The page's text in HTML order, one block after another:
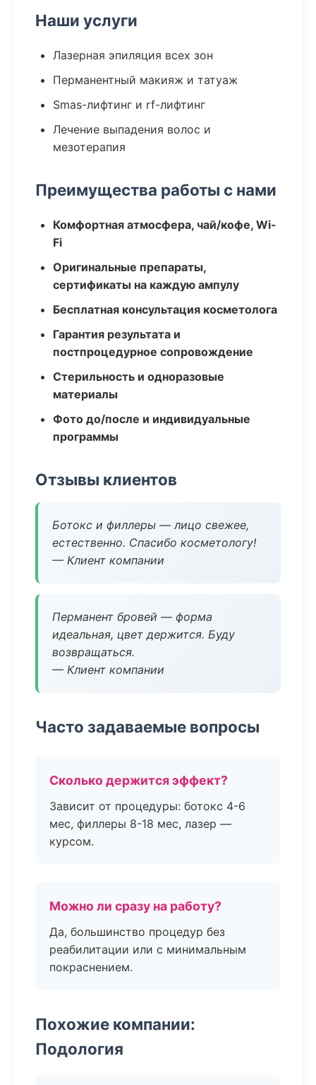
Наши услуги
Лазерная эпиляция всех зон
Перманентный макияж и татуаж
Smas-лифтинг и rf-лифтинг
Лечение выпадения волос и
мезотерапия
Преимущества работы с нами
Комфортная атмосфера, чай/кофе, Wi-
Fi
Оригинальные препараты,
сертификаты на каждую ампулу
Бесплатная консультация косметолога
Гарантия результата и
постпроцедурное сопровождение
Стерильность и одноразовые
материалы
Фото до/после и индивидуальные
программы
Отзывы клиентов
Ботокс и филлеры — лицо свежее,
естественно. Спасибо косметологу!
— Клиент компании
Перманент бровей — форма
идеальная, цвет держится. Буду
возвращаться.
— Клиент компании
Часто задаваемые вопросы
Сколько держится эффект?
Зависит от процедуры: ботокс 4-6
мес, филлеры 8-18 мес, лазер —
курсом.
Можно ли сразу на работу?
Да, большинство процедур без
реабилитации или с минимальным
покраснением.
Похожие компании:
Подология